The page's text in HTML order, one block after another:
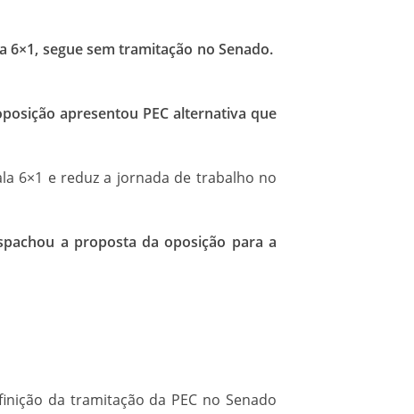
6×1, segue sem tramitação no Senado.
apresentou PEC alternativa que
6×1 e reduz a jornada de trabalho no
a proposta da oposição para a
da tramitação da PEC no Senado